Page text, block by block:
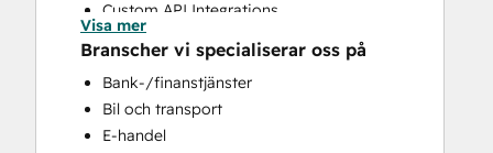
Custom API Integrations
Email Marketing
Full Inbound Marketing Services
HubSpot Onboarding
Paid Advertising
Programmable Automation
Visa mer
Branscher vi specialiserar oss på
Bank-/finanstjänster
Bil och transport
E-handel